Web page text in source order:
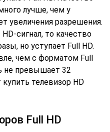
лучше, чем у
увеличения разрешения.
сигнал, то качество
но уступает Full HD.
чем с форматом Full
не превышает 32
телевизор HD
Full HD